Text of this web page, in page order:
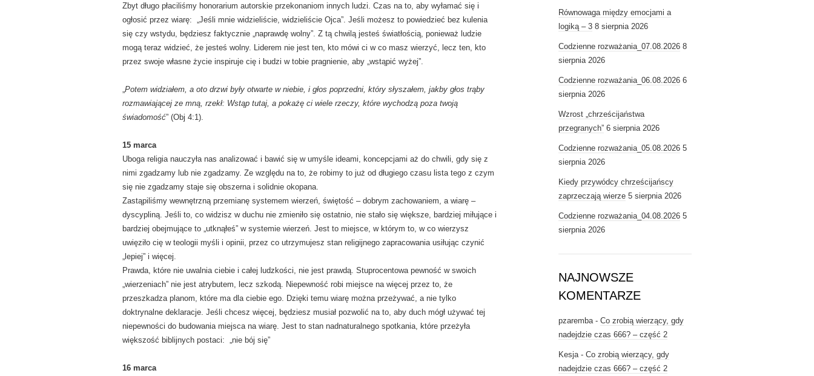
Zbyt długo płaciliśmy honorarium autorskie przekonaniom innych ludzi. Czas na to, aby wyłamać się i
ogłosić przez wiarę: „Jeśli mnie widzieliście, widzieliście Ojca”. Jeśli możesz to powiedzieć bez kulenia
się czy wstydu, będziesz faktycznie „naprawdę wolny”. Z tą chwilą jesteś światłością, ponieważ ludzie
mogą teraz widzieć, że jesteś wolny. Liderem nie jest ten, kto mówi ci w co masz wierzyć, lecz ten, kto
przez swoje własne życie inspiruje cię i budzi w tobie pragnienie, aby „wstąpić wyżej”.
Potem widziałem, a oto drzwi były otwarte w niebie, i głos poprzedni, który słyszałem, jakby głos trąby
rozmawiającej ze mną, rzekł: Wstąp tutaj, a pokażę ci wiele rzeczy, które wychodzą poza twoją
świadomość” (Obj 4:1).
15 marca
Uboga religia nauczyła nas analizować i bawić się w umyśle ideami, koncepcjami aż do chwili, gdy się z
nimi zgadzamy lub nie zgadzamy. Ze względu na to, że robimy to już od długiego czasu lista tego z czym
się nie zgadzamy staje się obszerna i solidnie okopana.
Zastąpiliśmy wewnętrzną przemianę systemem wierzeń, świętość – dobrym zachowaniem, a wiarę –
dyscypliną. Jeśli to, co widzisz w duchu nie zmieniło się ostatnio, nie stało się większe, bardziej miłujące i
bardziej obejmujące to „utknąłeś” w systemie wierzeń. Jest to miejsce, w którym to, w co wierzysz
uwięziło cię w teologii myśli i opinii, przez co utrzymujesz stan religijnego zapracowania usiłując czynić
„lepiej” i więcej.
Prawda, które nie uwalnia ciebie i całej ludzkości, nie jest prawdą. Stuprocentowa pewność w swoich
„wierzeniach” nie jest atrybutem, lecz szkodą. Niepewność robi miejsce na więcej przez to, że
przeszkadza planom, które ma dla ciebie ego. Dzięki temu wiarę można przeżywać, a nie tylko
doktrynalne deklaracje. Jeśli chcesz więcej, będziesz musiał pozwolić na to, aby duch mógł używać tej
niepewności do budowania miejsca na wiarę. Jest to stan nadnaturalnego spotkania, które przeżyła
większość biblijnych postaci: „nie bój się”
16 marca
Równowaga między emocjami a
logiką – 3 8 sierpnia 2026
Codzienne rozważania_07.08.2026 8
sierpnia 2026
Codzienne rozważania_06.08.2026 6
sierpnia 2026
Wzrost „chrześcijaństwa
przegranych” 6 sierpnia 2026
Codzienne rozważania_05.08.2026 5
sierpnia 2026
Kiedy przywódcy chrześcijańscy
zaprzeczają wierze 5 sierpnia 2026
Codzienne rozważania_04.08.2026 5
sierpnia 2026
NAJNOWSZE
KOMENTARZE
pzaremba- Co zrobią wierzący, gdy
nadejdzie czas 666? – część 2
Kesja- Co zrobią wierzący, gdy
nadejdzie czas 666? – część 2